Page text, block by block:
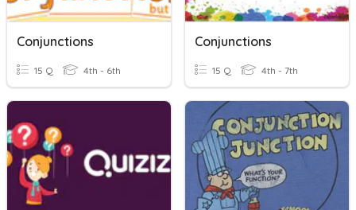
Conjunctions
15 Q 4th - 6th
Conjunctions
15 Q 4th - 7th